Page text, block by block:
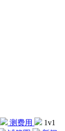
测费用
1v1